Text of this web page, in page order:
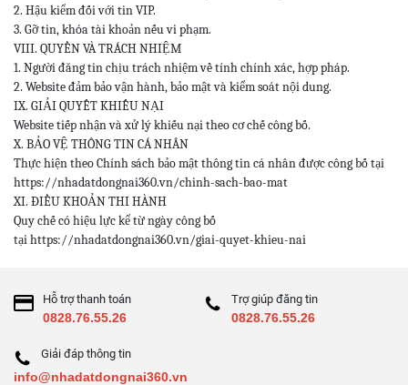
2. Hậu kiểm đối với tin VIP.
3. Gỡ tin, khóa tài khoản nếu vi phạm.
VIII. QUYỀN VÀ TRÁCH NHIỆM
1. Người đăng tin chịu trách nhiệm về tính chính xác, hợp pháp.
2. Website đảm bảo vận hành, bảo mật và kiểm soát nội dung.
IX. GIẢI QUYẾT KHIẾU NẠI
Website tiếp nhận và xử lý khiếu nại theo cơ chế công bố.
X. BẢO VỆ THÔNG TIN CÁ NHÂN
Thực hiện theo Chính sách bảo mật thông tin cá nhân được công bố tại
https://nhadatdongnai360.vn/chinh-sach-bao-mat
XI. ĐIỀU KHOẢN THI HÀNH
Quy chế có hiệu lực kể từ ngày công bố
tại https://nhadatdongnai360.vn/giai-quyet-khieu-nai
Hỗ trợ thanh toán
0828.76.55.26
Trợ giúp đăng tin
0828.76.55.26
Giải đáp thông tin
info@nhadatdongnai360.vn